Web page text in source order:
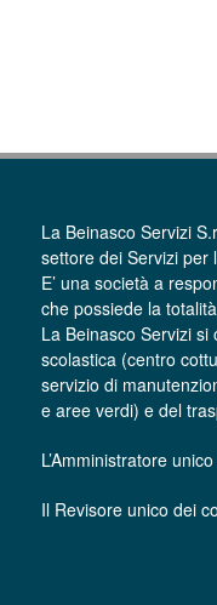
La Beinasco Servizi
settore dei Servizi per
E’ una società a
che possiede la
La Beinasco Servizi
scolastica (centro
servizio di
e aree verdi) e del
L’Amministratore
Il Revisore unico dei